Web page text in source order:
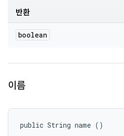
반환
boolean
이름
public String name ()